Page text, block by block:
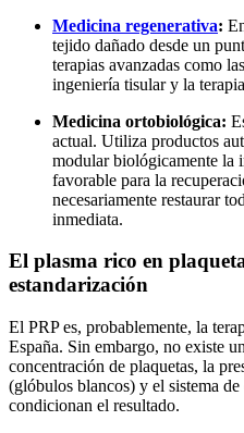
Medicina regenerativa:
tejido dañado desde un
terapias avanzadas como
ingeniería tisular y la
Medicina ortobiológica:
actual. Utiliza productos
modular biológicamente la
favorable para la
necesariamente restaurar
inmediata.
El plasma rico en
estandarización
El PRP es, probablemente, la
España. Sin embargo, no existe
concentración de plaquetas, la
(glóbulos blancos) y el sistema
condicionan el resultado.